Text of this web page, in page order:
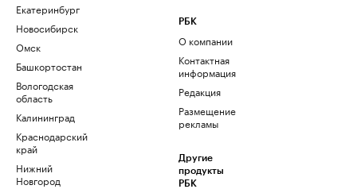
Екатеринбург
Новосибирск
Омск
Башкортостан
Вологодская
область
Калининград
Краснодарский
край
Нижний
Новгород
РБК
О компании
Контактная
информация
Редакция
Размещение
рекламы
Другие
продукты
РБК